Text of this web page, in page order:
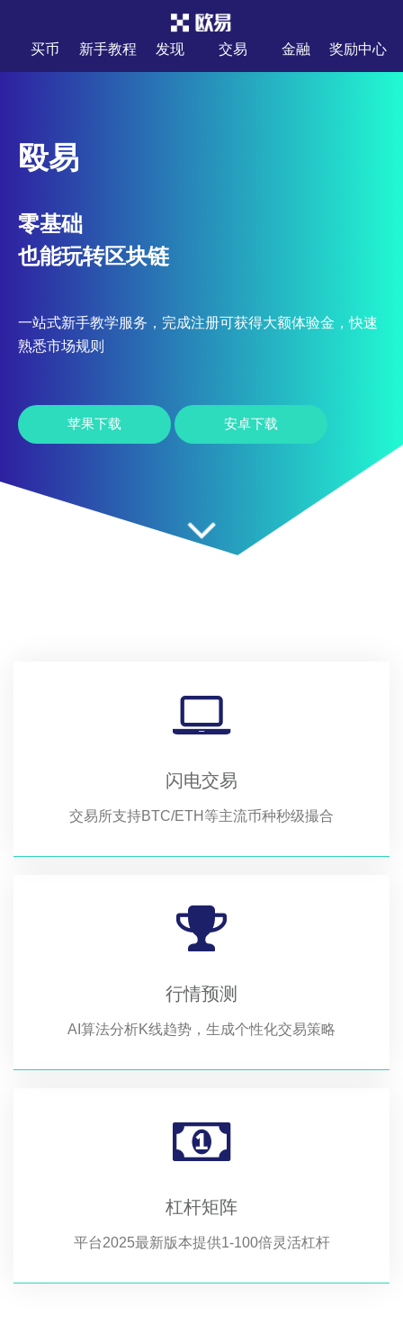
买币 新手教程 发现 交易 金融 奖励中心
殴易
零基础
也能玩转区块链
一站式新手教学服务，完成注册可获得大额体验金，快速
熟悉市场规则
苹果下载 安卓下载
闪电交易
交易所支持BTC/ETH等主流币种秒级撮合
行情预测
AI算法分析K线趋势，生成个性化交易策略
杠杆矩阵
平台2025最新版本提供1-100倍灵活杠杆